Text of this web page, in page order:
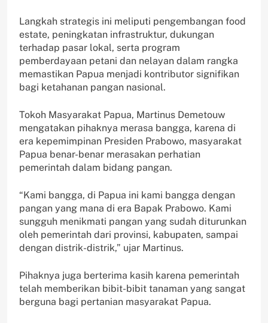
Langkah strategis ini meliputi pengembangan food
estate, peningkatan infrastruktur, dukungan
terhadap pasar lokal, serta program
pemberdayaan petani dan nelayan dalam rangka
memastikan Papua menjadi kontributor signifikan
bagi ketahanan pangan nasional.
Tokoh Masyarakat Papua, Martinus Demetouw
mengatakan pihaknya merasa bangga, karena di
era kepemimpinan Presiden Prabowo, masyarakat
Papua benar-benar merasakan perhatian
pemerintah dalam bidang pangan.
“Kami bangga, di Papua ini kami bangga dengan
pangan yang mana di era Bapak Prabowo. Kami
sungguh menikmati pangan yang sudah diturunkan
oleh pemerintah dari provinsi, kabupaten, sampai
dengan distrik-distrik,” ujar Martinus.
Pihaknya juga berterima kasih karena pemerintah
telah memberikan bibit-bibit tanaman yang sangat
berguna bagi pertanian masyarakat Papua.